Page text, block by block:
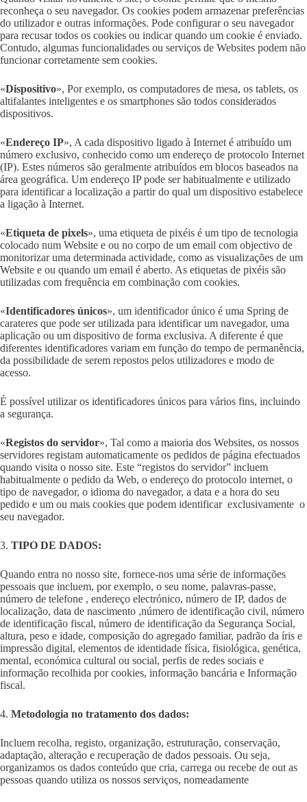
reconheça o seu navegador. Os cookies podem armazenar preferências
do utilizador e outras informações. Pode configurar o seu navegador
para recusar todos os cookies ou indicar quando um cookie é enviado.
Contudo, algumas funcionalidades ou serviços de Websites podem não
funcionar corretamente sem cookies.
«Dispositivo», Por exemplo, os computadores de mesa, os tablets, os
altifalantes inteligentes e os smartphones são todos considerados
dispositivos.
«Endereço IP», A cada dispositivo ligado à Internet é atribuído um
número exclusivo, conhecido como um endereço de protocolo Internet
(IP). Estes números são geralmente atribuídos em blocos baseados na
área geográfica. Um endereço IP pode ser habitualmente e utilizado
para identificar a localização a partir do qual um dispositivo estabelece
a ligação à Internet.
«Etiqueta de pixels», uma etiqueta de pixéis é um tipo de tecnologia
colocado num Website e ou no corpo de um email com objectivo de
monitorizar uma determinada actividade, como as visualizações de um
Website e ou quando um email é aberto. As etiquetas de pixéis são
utilizadas com frequência em combinação com cookies.
«Identificadores únicos», um identificador único é uma Spring de
carateres que pode ser utilizada para identificar um navegador, uma
aplicação ou um dispositivo de forma exclusiva. A diferente é que
diferentes identificadores variam em função do tempo de permanência,
da possibilidade de serem repostos pelos utilizadores e modo de
acesso.
É possível utilizar os identificadores únicos para vários fins, incluindo
a segurança.
«Registos do servidor», Tal como a maioria dos Websites, os nossos
servidores registam automaticamente os pedidos de página efectuados
quando visita o nosso site. Este “registos do servidor” incluem
habitualmente o pedido da Web, o endereço do protocolo internet, o
tipo de navegador, o idioma do navegador, a data e a hora do seu
pedido e um ou mais cookies que podem identificar exclusivamente o
seu navegador.
3. TIPO DE DADOS:
Quando entra no nosso site, fornece-nos uma série de informações
pessoais que incluem, por exemplo, o seu nome, palavras-passe,
número de telefone , endereço electrónico, número de IP, dados de
localização, data de nascimento ,número de identificação civil, número
de identificação fiscal, número de identificação da Segurança Social,
altura, peso e idade, composição do agregado familiar, padrão da íris e
impressão digital, elementos de identidade física, fisiológica, genética,
mental, económica cultural ou social, perfis de redes sociais e
informação recolhida por cookies, informação bancária e Informação
fiscal.
4. Metodologia no tratamento dos dados:
Incluem recolha, registo, organização, estruturação, conservação,
adaptação, alteração e recuperação de dados pessoais. Ou seja,
organizamos os dados conteúdo que cria, carrega ou recebe de out as
pessoas quando utiliza os nossos serviços, nomeadamente